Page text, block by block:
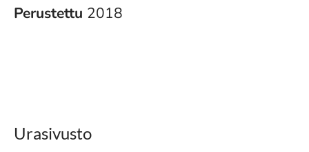
Perustettu 2018
Urasivusto